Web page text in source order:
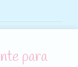
para